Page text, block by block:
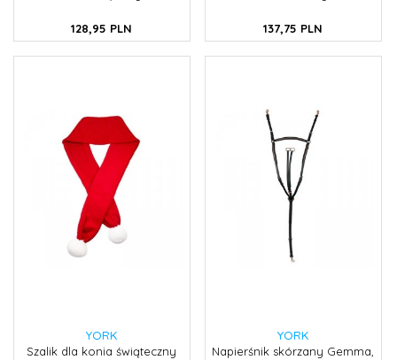
128,95 PLN 137,75 PLN
YORK
Szalik dla konia świąteczny
YORK
Napierśnik skórzany Gemma,